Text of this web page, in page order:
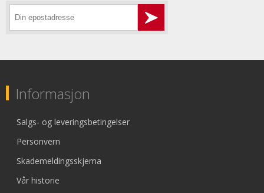
Informasjon
Salgs- og leveringsbetingelser
Personvern
Skademeldingsskjema
Vår historie